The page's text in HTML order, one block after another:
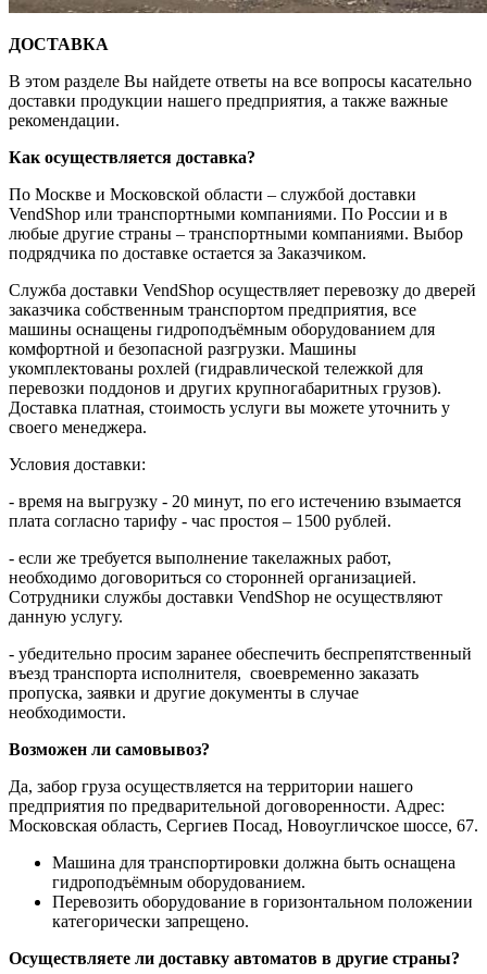
ДОСТАВКА
В этом разделе Вы найдете ответы на все вопросы касательно
доставки продукции нашего предприятия, а также важные
рекомендации.
Как осуществляется доставка?
По Москве и Московской области – службой доставки
VendShop или транспортными компаниями. По России и в
любые другие страны – транспортными компаниями. Выбор
подрядчика по доставке остается за Заказчиком.
Служба доставки VendShop осуществляет перевозку до дверей
заказчика собственным транспортом предприятия, все
машины оснащены гидроподъёмным оборудованием для
комфортной и безопасной разгрузки. Машины
укомплектованы рохлей (гидравлической тележкой для
перевозки поддонов и других крупногабаритных грузов).
Доставка платная, стоимость услуги вы можете уточнить у
своего менеджера.
Условия доставки:
- время на выгрузку - 20 минут, по его истечению взымается
плата согласно тарифу - час простоя – 1500 рублей.
- если же требуется выполнение такелажных работ,
необходимо договориться со сторонней организацией.
Сотрудники службы доставки VendShop не осуществляют
данную услугу.
- убедительно просим заранее обеспечить беспрепятственный
въезд транспорта исполнителя, своевременно заказать
пропуска, заявки и другие документы в случае
необходимости.
Возможен ли самовывоз?
Да, забор груза осуществляется на территории нашего
предприятия по предварительной договоренности. Адрес:
Московская область, Сергиев Посад, Новоугличское шоссе, 67.
Машина для транспортировки должна быть оснащена
гидроподъёмным оборудованием.
Перевозить оборудование в горизонтальном положении
категорически запрещено.
Осуществляете ли доставку автоматов в другие страны?